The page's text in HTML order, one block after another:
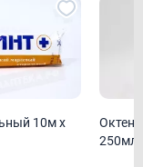
10м х
250мл